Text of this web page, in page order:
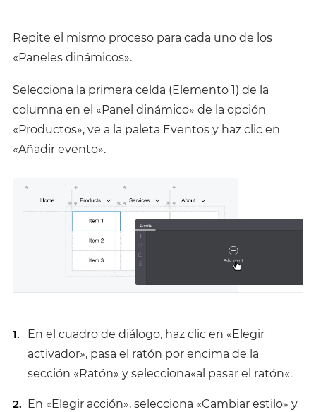
Repite el mismo proceso para cada uno de los
«Paneles dinámicos».
Selecciona la primera celda (Elemento 1) de la
columna en el «Panel dinámico» de la opción
«Productos», ve a la paleta Eventos y haz clic en
«Añadir evento».
En el cuadro de diálogo, haz clic en «Elegir
activador», pasa el ratón por encima de la
sección «Ratón» y selecciona«al pasar el ratón«.
En «Elegir acción», selecciona «Cambiar estilo» y